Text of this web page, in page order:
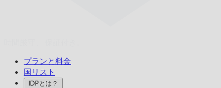
プランと料金
国リスト
IDPとは？